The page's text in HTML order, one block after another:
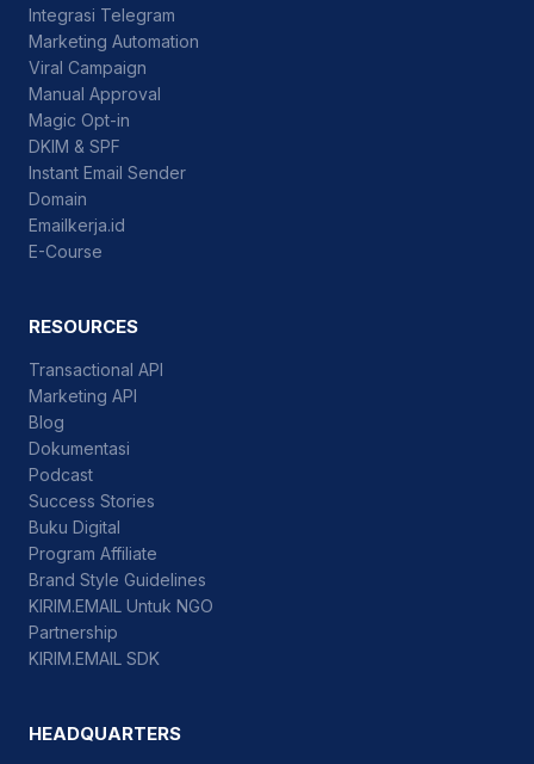
Integrasi Telegram
Marketing Automation
Viral Campaign
Manual Approval
Magic Opt-in
DKIM & SPF
Instant Email Sender
Domain
Emailkerja.id
E-Course
RESOURCES
Transactional API
Marketing API
Blog
Dokumentasi
Podcast
Success Stories
Buku Digital
Program Affiliate
Brand Style Guidelines
KIRIM.EMAIL Untuk NGO
Partnership
KIRIM.EMAIL SDK
HEADQUARTERS